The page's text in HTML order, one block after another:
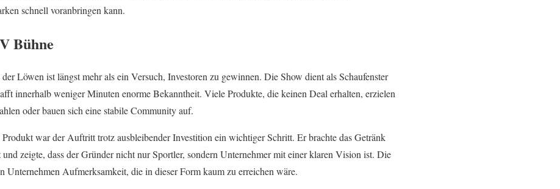
schnell voranbringen kann.
Bühne
Löwen ist längst mehr als ein Versuch, Investoren zu gewinnen. Die Show dient als Schaufenster
innerhalb weniger Minuten enorme Bekanntheit. Viele Produkte, die keinen Deal erhalten, erzielen
oder bauen sich eine stabile Community auf.
war der Auftritt trotz ausbleibender Investition ein wichtiger Schritt. Er brachte das Getränk
zeigte, dass der Gründer nicht nur Sportler, sondern Unternehmer mit einer klaren Vision ist. Die
Unternehmen Aufmerksamkeit, die in dieser Form kaum zu erreichen wäre.